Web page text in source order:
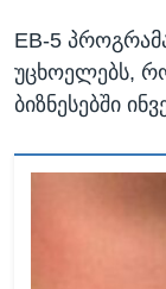
EB-5
უცხოელებს,
ბიზნესებში